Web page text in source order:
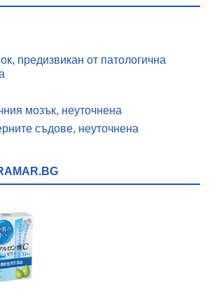
предизвикан от патологична
мозък, неуточнена
съдове, неуточнена